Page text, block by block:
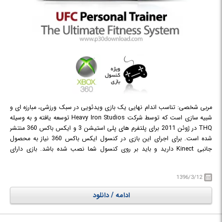
مربی شخصی: تناسب اندام نهایی یک بازی ویدئویی در سبک ورزشی، مبارزه ای و
شبیه سازی است که توسط شرکت Heavy Iron Studios توسعه یافته و به وسیله
THQ در ژوئن 2011 برای پلتفرم های پلی استیشن 3 و ایکس باکس 360 منتشر
شده است. برای اجرای این بازی در کنسول ایکس باکس 360 نیاز به محصول
جانبی Kinect دارید و باید بر روی کنسول شما نصب شده باشد. بازی دارای
کششی و بدنسازی در خانه استفاده نمایید. در بخش هایی از بازی می توانید
مشت زنی به کیسه بکس را تمرین کرده و در بخش هایی هم می توانید وارد
مبارزه شده و توانایی های خود را بسنجید. در واقع نیازمند بودن بازی به Kinectبه
همین خاطر است که شما مبارزات را تجربه کرده و تمرینات برای شما کاربردی باشد.
1396/3/12
ادامه / دانلود